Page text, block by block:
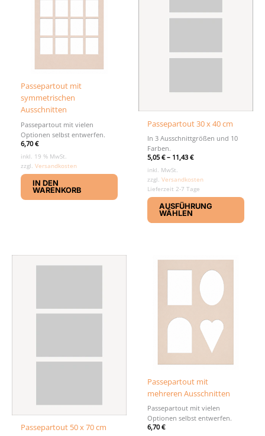
Passepartout mit
symmetrischen
Ausschnitten
Passepartout mit vielen
Optionen selbst entwerfen.
6,70€
inkl. 19 % MwSt.
zzgl.Versandkosten
IN DEN
WARENKORB
Passepartout 30 x 40 cm
In 3 Ausschnittgrößen und 10
Farben.
5,05€– 11,43€
inkl. MwSt.
zzgl.Versandkosten
Lieferzeit 2-7 Tage
AUSFÜHRUNG
WÄHLEN
weist
Passepartout 50 x 70 cm
Passepartout mit
mehreren Ausschnitten
Passepartout mit vielen
Optionen selbst entwerfen.
6,70€